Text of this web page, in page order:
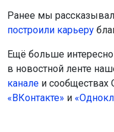
Ранее мы
построили карьеру
Ещё больше
в новостной ленте
канале и сообществах
«ВКонтакте» и